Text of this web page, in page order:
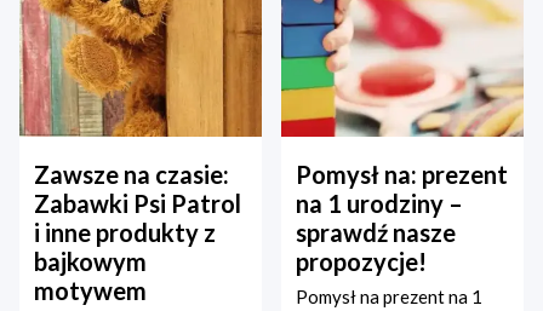
Zawsze na czasie:
Zabawki Psi Patrol
i inne produkty z
bajkowym
motywem
Pomysł na: prezent
na 1 urodziny –
sprawdź nasze
propozycje!
Pomysł na prezent na 1